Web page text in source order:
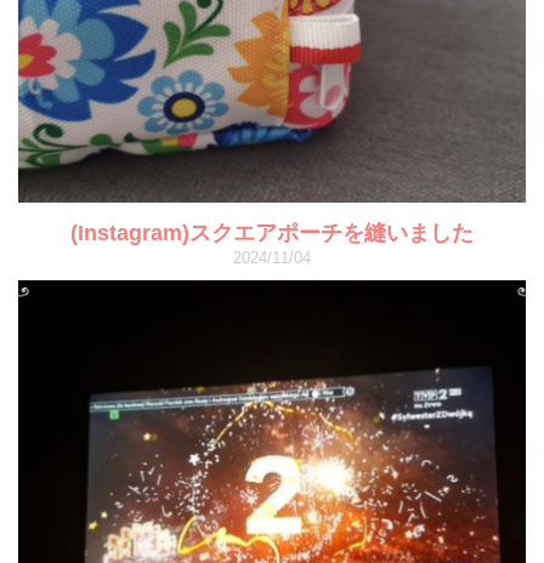
(Instagram)スクエアポーチを縫いました
2024/11/04